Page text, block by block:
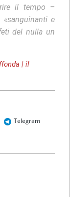
il tempo –
e
del nulla un
| il
Telegram